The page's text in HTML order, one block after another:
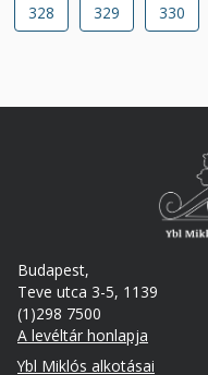
Oldal
328 Oldal
329 Oldal
330
Budapest,
Teve utca 3-5, 1139
(1)298 7500
A levéltár honlapja
Footer
Ybl Miklós alkotásai